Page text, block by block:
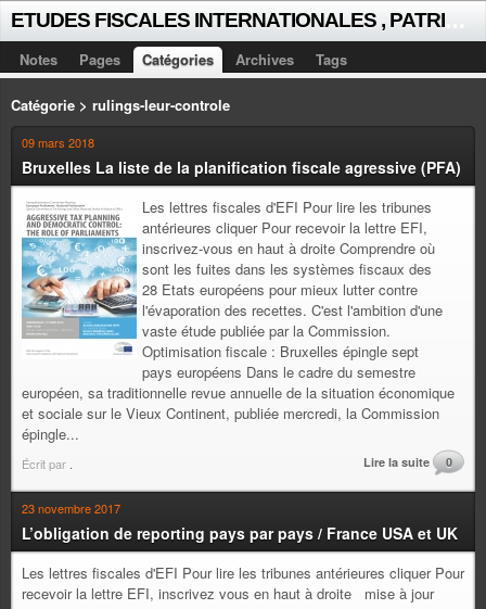
Notes Pages Catégories Archives Tags
Catégorie > rulings-leur-controle
09 mars 2018
Bruxelles La liste de la planification fiscale agressive (PFA)
Les lettres fiscales d'EFI Pour lire les tribunes
antérieures cliquer Pour recevoir la lettre EFI,
inscrivez-vous en haut à droite Comprendre où
sont les fuites dans les systèmes fiscaux des
28 Etats européens pour mieux lutter contre
l'évaporation des recettes. C'est l'ambition d'une
vaste étude publiée par la Commission.
Optimisation fiscale : Bruxelles épingle sept
pays européens Dans le cadre du semestre
européen, sa traditionnelle revue annuelle de la situation économique
et sociale sur le Vieux Continent, publiée mercredi, la Commission
épingle...
Écrit par Lire la suite 0
23 novembre 2017
L’obligation de reporting pays par pays / France USA et UK
Les lettres fiscales d'EFI Pour lire les tribunes antérieures cliquer Pour
recevoir la lettre EFI, inscrivez vous en haut à droite mise à jour